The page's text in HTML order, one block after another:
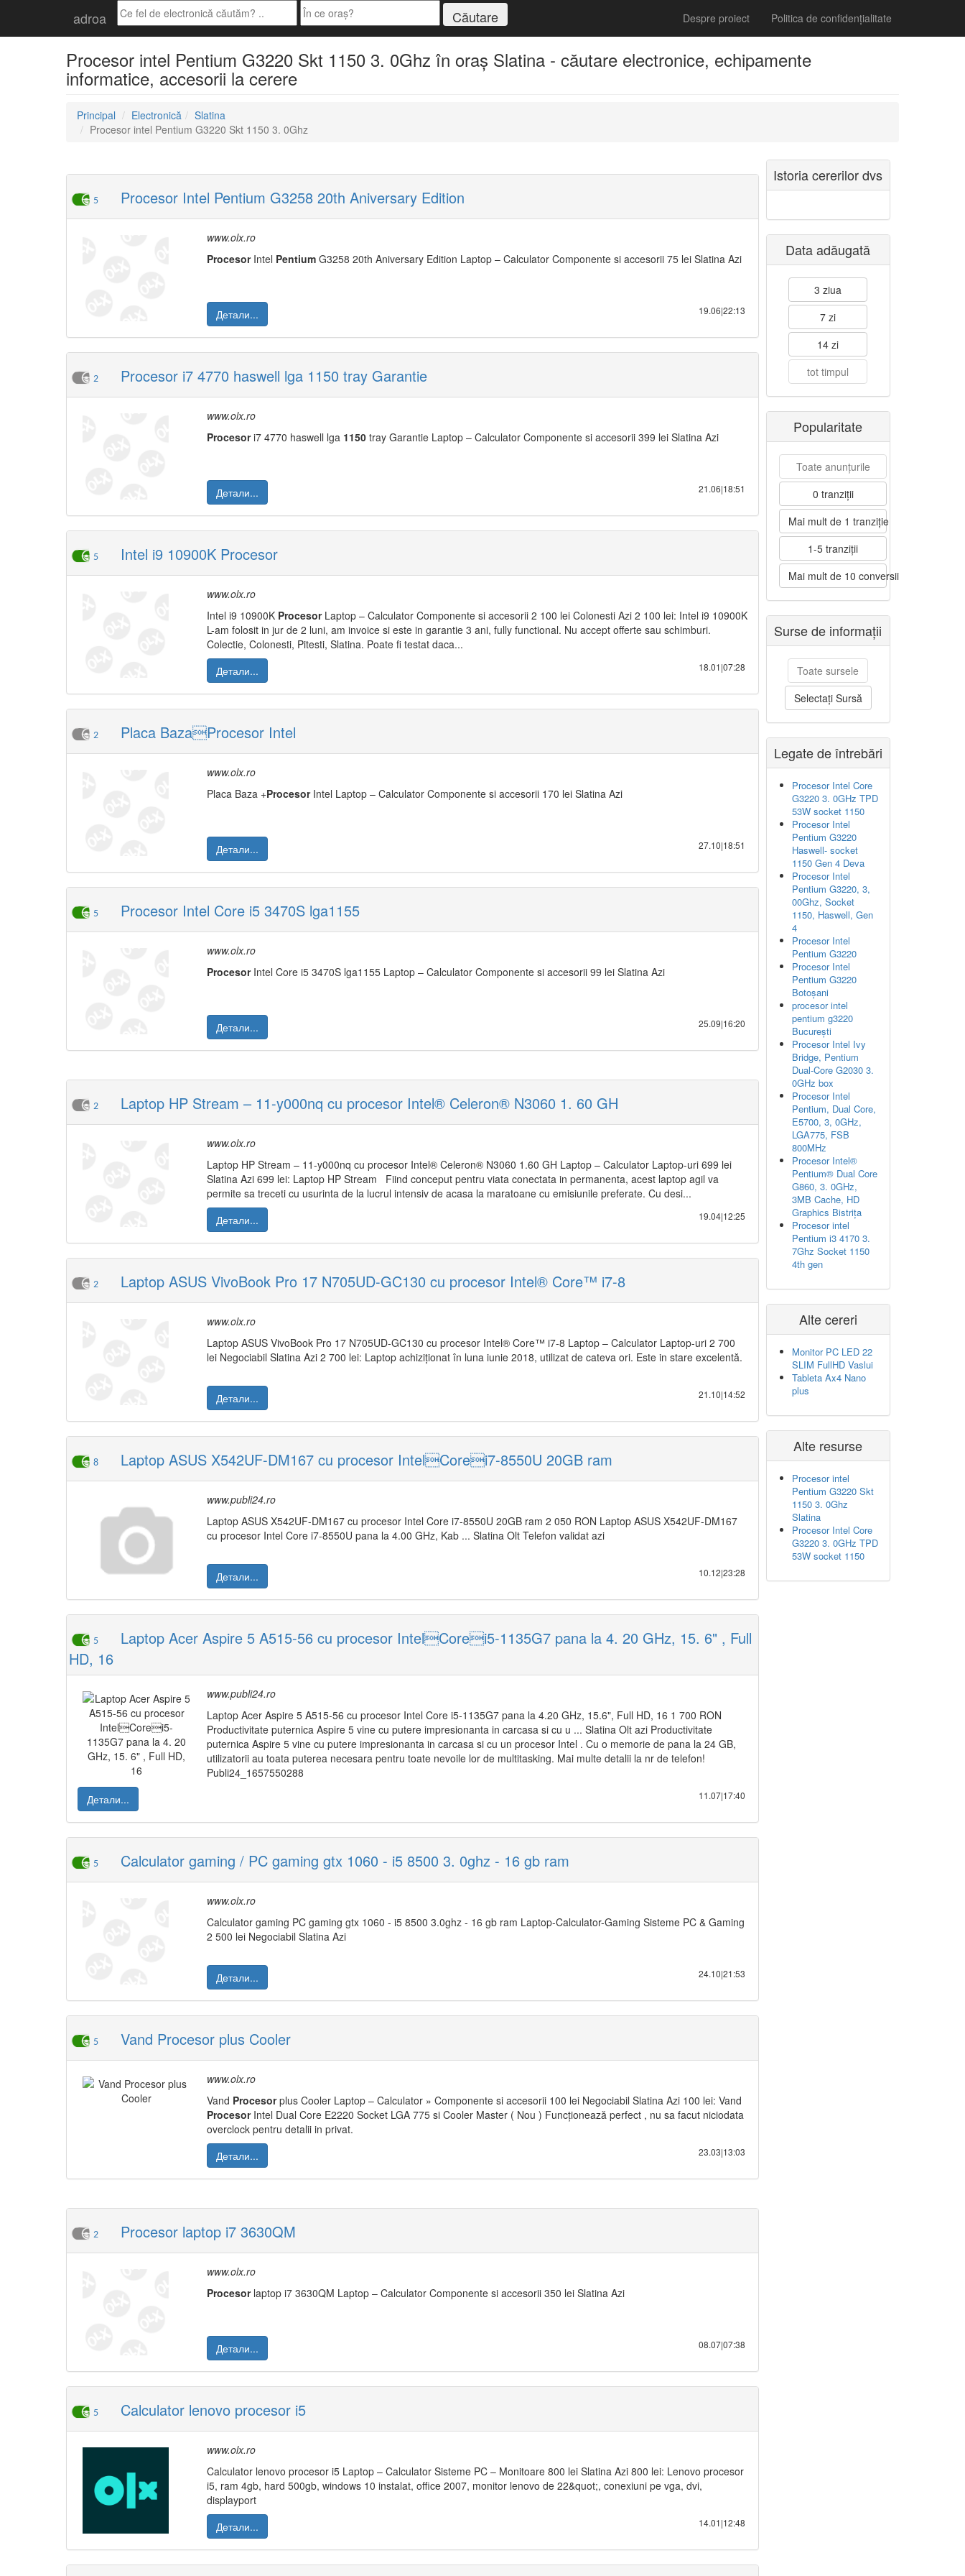
adroa Despre proiect Politica de confidențialitate
Procesor intel Pentium G3220 Skt 1150 3. 0Ghz în oraș Slatina - căutare electronice, echipamente
informatice, accesorii la cerere
Principal Electronică
Slatina
Procesor intel Pentium G3220 Skt 1150 3. 0Ghz
5 Procesor Intel Pentium G3258 20th Aniversary Edition
www.olx.ro
ProcesorIntel Pentium G3258 20th Aniversary Edition Laptop – Calculator Componente si accesorii 75 lei Slatina Azi
Детали... 19.06|22:13
2 Procesor i7 4770 haswell lga 1150 tray Garantie
www.olx.ro
Procesori7 4770 haswell lga 1150 tray Garantie Laptop – Calculator Componente si accesorii 399 lei Slatina Azi
Детали... 21.06|18:51
5 Intel i9 10900K Procesor
www.olx.ro
Intel i9 10900K ProcesorLaptop – Calculator Componente si accesorii 2 100 lei Colonesti Azi 2 100 lei: Intel i9 10900K
L-am folosit in jur de 2 luni, am invoice si este in garantie 3 ani, fully functional. Nu accept offerte sau schimburi.
Colectie, Colonesti, Pitesti, Slatina. Poate fi testat daca...
Детали...
18.01|07:28
2 Placa BazaProcesor Intel
www.olx.ro
Placa Baza +ProcesorIntel Laptop – Calculator Componente si accesorii 170 lei Slatina Azi
Детали... 27.10|18:51
5 Procesor Intel Core i5 3470S lga1155
www.olx.ro
ProcesorIntel Core i5 3470S lga1155 Laptop – Calculator Componente si accesorii 99 lei Slatina Azi
Детали... 25.09|16:20
2 Laptop HP Stream – 11-y000nq cu procesor Intel® Celeron® N3060 1. 60 GH
www.olx.ro
Laptop HP Stream – 11-y000nq cu procesor Intel® Celeron® N3060 1.60 GH Laptop – Calculator Laptop-uri 699 lei
Slatina Azi 699 lei: Laptop HP Stream Fiind conceput pentru viata conectata in permanenta, acest laptop agil va
permite sa treceti cu usurinta de la lucrul intensiv de acasa la maratoane cu emisiunile preferate. Cu desi...
Детали...
19.04|12:25
2 Laptop ASUS VivoBook Pro 17 N705UD-GC130 cu procesor Intel® Core™ i7-8
www.olx.ro
Laptop ASUS VivoBook Pro 17 N705UD-GC130 cu procesor Intel® Core™ i7-8 Laptop – Calculator Laptop-uri 2 700
lei Negociabil Slatina Azi 2 700 lei: Laptop achiziționat în luna iunie 2018, utilizat de cateva ori. Este in stare excelentă.
Детали... 21.10|14:52
8 Laptop ASUS X542UF-DM167 cu procesor IntelCorei7-8550U 20GB ram
www.publi24.ro
Laptop ASUS X542UF-DM167 cu procesor Intel Core i7-8550U 20GB ram 2 050 RON Laptop ASUS X542UF-DM167
cu procesor Intel Core i7-8550U pana la 4.00 GHz, Kab ... Slatina Olt Telefon validat azi
Детали... 10.12|23:28
5
Laptop Acer Aspire 5 A515-56 cu procesor IntelCorei5-1135G7 pana la 4. 20 GHz, 15. 6" , Full
HD, 16
www.publi24.ro
Laptop Acer Aspire 5 A515-56 cu procesor Intel Core i5-1135G7 pana la 4.20 GHz, 15.6", Full HD, 16 1 700 RON
Productivitate puternica Aspire 5 vine cu putere impresionanta in carcasa si cu u ... Slatina Olt azi Productivitate
puternica Aspire 5 vine cu putere impresionanta in carcasa si cu un procesor Intel . Cu o memorie de pana la 24 GB,
utilizatorii au toata puterea necesara pentru toate nevoile lor de multitasking. Mai multe detalii la nr de telefon!
Publi24_1657550288
Детали...
11.07|17:40
5 Calculator gaming / PC gaming gtx 1060 - i5 8500 3. 0ghz - 16 gb ram
www.olx.ro
Calculator gaming PC gaming gtx 1060 - i5 8500 3.0ghz - 16 gb ram Laptop-Calculator-Gaming Sisteme PC & Gaming
2 500 lei Negociabil Slatina Azi
Детали... 24.10|21:53
5 Vand Procesor plus Cooler
www.olx.ro
Vand Procesorplus Cooler Laptop – Calculator » Componente si accesorii 100 lei Negociabil Slatina Azi 100 lei: Vand
ProcesorIntel Dual Core E2220 Socket LGA 775 si Cooler Master ( Nou ) Funcționează perfect , nu sa facut niciodata
overclock pentru detalii in privat.
Детали...
23.03|13:03
2 Procesor laptop i7 3630QM
www.olx.ro
Procesorlaptop i7 3630QM Laptop – Calculator Componente si accesorii 350 lei Slatina Azi
Детали... 08.07|07:38
5 Calculator lenovo procesor i5
www.olx.ro
Calculator lenovo procesor i5 Laptop – Calculator Sisteme PC – Monitoare 800 lei Slatina Azi 800 lei: Lenovo procesor
i5, ram 4gb, hard 500gb, windows 10 instalat, office 2007, monitor lenovo de 22&quot;, conexiuni pe vga, dvi,
displayport
Детали...
14.01|12:48
Istoria cererilor dvs
Data adăugată
3 ziua
7 zi
14 zi
tot timpul
Popularitate
Toate anunțurile
0 tranziții
Mai mult de 1 tranziție
1-5 tranziții
Mai mult de 10 conversii
Surse de informații
Toate sursele
Selectați Sursă
Legate de întrebări
Procesor Intel Core
G3220 3. 0GHz TPD
53W socket 1150
Procesor Intel
Pentium G3220
Haswell- socket
1150 Gen 4 Deva
Procesor Intel
Pentium G3220, 3,
00Ghz, Socket
1150, Haswell, Gen
4
Procesor Intel
Pentium G3220
Procesor Intel
Pentium G3220
Botoșani
procesor intel
pentium g3220
București
Procesor Intel Ivy
Bridge, Pentium
Dual-Core G2030 3.
0GHz box
Procesor Intel
Pentium, Dual Core,
E5700, 3, 0GHz,
LGA775, FSB
800MHz
Procesor Intel®
Pentium® Dual Core
G860, 3. 0GHz,
3MB Cache, HD
Graphics Bistrița
Procesor intel
Pentium i3 4170 3.
7Ghz Socket 1150
4th gen
Alte cereri
Monitor PC LED 22
SLIM FullHD Vaslui
Tableta Ax4 Nano
plus
Alte resurse
Procesor intel
Pentium G3220 Skt
1150 3. 0Ghz
Slatina
Procesor Intel Core
G3220 3. 0GHz TPD
53W socket 1150